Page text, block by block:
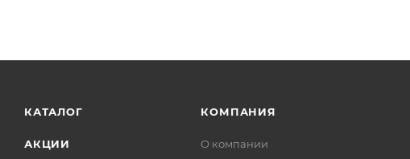
КАТАЛОГ
АКЦИИ
КОМПАНИЯ
О компании